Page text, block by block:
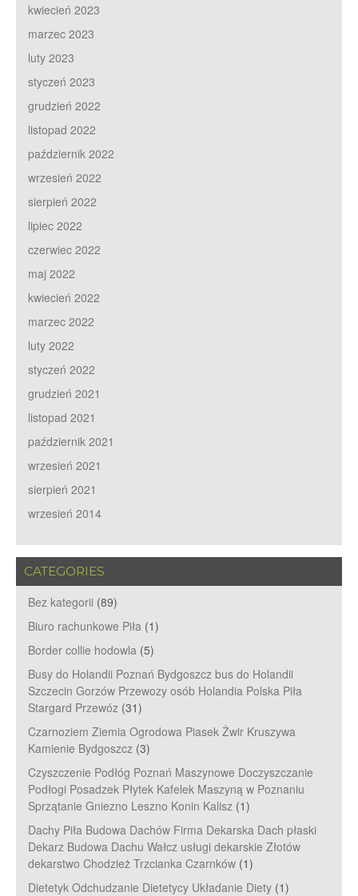
kwiecień 2023
marzec 2023
luty 2023
styczeń 2023
grudzień 2022
listopad 2022
październik 2022
wrzesień 2022
sierpień 2022
lipiec 2022
czerwiec 2022
maj 2022
kwiecień 2022
marzec 2022
luty 2022
styczeń 2022
grudzień 2021
listopad 2021
październik 2021
wrzesień 2021
sierpień 2021
wrzesień 2014
CATEGORIES
Bez kategorii (89)
Biuro rachunkowe Piła (1)
Border collie hodowla (5)
Busy do Holandii Poznań Bydgoszcz bus do Holandii
Szczecin Gorzów Przewozy osób Holandia Polska Piła
Stargard Przewóz (31)
Czarnoziem Ziemia Ogrodowa Piasek Żwir Kruszywa
Kamienie Bydgoszcz (3)
Czyszczenie Podłóg Poznań Maszynowe Doczyszczanie
Podłogi Posadzek Płytek Kafelek Maszyną w Poznaniu
Sprzątanie Gniezno Leszno Konin Kalisz (1)
Dachy Piła Budowa Dachów Firma Dekarska Dach płaski
Dekarz Budowa Dachu Wałcz usługi dekarskie Złotów
dekarstwo Chodzież Trzcianka Czarnków (1)
Dietetyk Odchudzanie Dietetycy Układanie Diety (1)